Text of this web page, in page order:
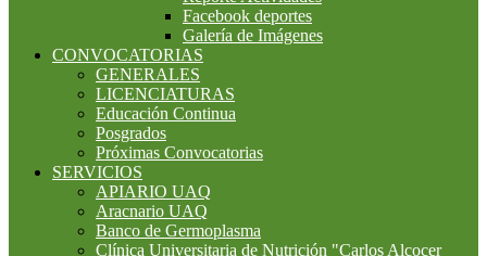
Facebook deportes
Galería de Imágenes
CONVOCATORIAS
GENERALES
LICENCIATURAS
Educación Continua
Posgrados
Próximas Convocatorias
SERVICIOS
APIARIO UAQ
Aracnario UAQ
Banco de Germoplasma
Clínica Universitaria de Nutrición "Carlos Alcocer